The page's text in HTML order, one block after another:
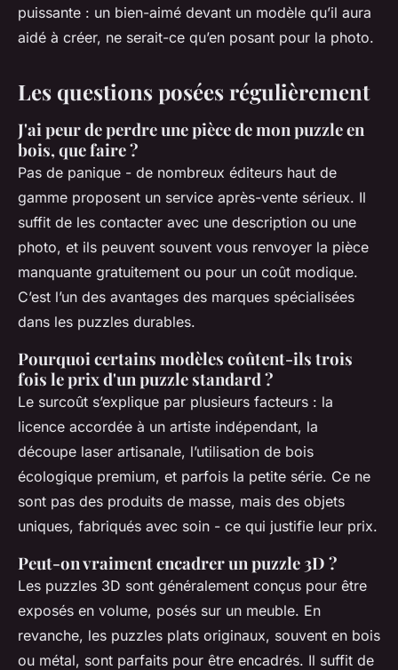
puissante : un bien-aimé devant un modèle qu’il aura
aidé à créer, ne serait-ce qu’en posant pour la photo.
Les questions posées régulièrement
J'ai peur de perdre une pièce de mon puzzle en
bois, que faire ?
Pas de panique - de nombreux éditeurs haut de
gamme proposent un service après-vente sérieux. Il
suffit de les contacter avec une description ou une
photo, et ils peuvent souvent vous renvoyer la pièce
manquante gratuitement ou pour un coût modique.
C’est l’un des avantages des marques spécialisées
dans les puzzles durables.
Pourquoi certains modèles coûtent-ils trois
fois le prix d'un puzzle standard ?
Le surcoût s’explique par plusieurs facteurs : la
licence accordée à un artiste indépendant, la
découpe laser artisanale, l’utilisation de bois
écologique premium, et parfois la petite série. Ce ne
sont pas des produits de masse, mais des objets
uniques, fabriqués avec soin - ce qui justifie leur prix.
Peut-on vraiment encadrer un puzzle 3D ?
Les puzzles 3D sont généralement conçus pour être
exposés en volume, posés sur un meuble. En
revanche, les puzzles plats originaux, souvent en bois
ou métal, sont parfaits pour être encadrés. Il suffit de